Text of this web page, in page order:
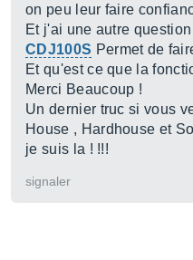
on peu leur faire
Et j'ai une autre
CDJ100S Permet de
Et qu'est ce que la
Merci Beaucoup !
Un dernier truc si vous
House , Hardhouse et
je suis la ! !!!
signaler